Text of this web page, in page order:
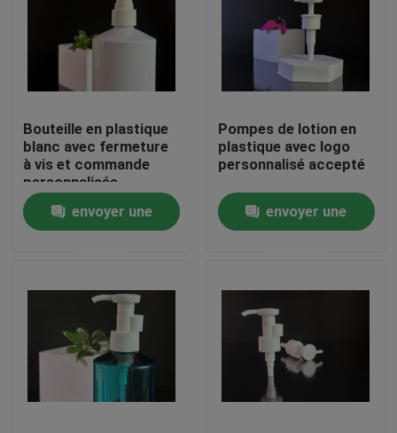
À propos de nous
Visite de l'usine
Contrôle de la qualité
Demandez un devis
Chapeaux en plastique de bec
Bouteille en plastique
blanc avec fermeture
à vis et commande
personnalisée
envoyer une
Pompes de lotion en
plastique avec logo
personnalisé accepté
envoyer une